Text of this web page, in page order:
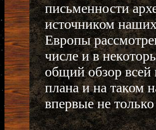
письменности
источником
Европы
числе и в
общий обзор всей
плана и на таком
впервые не